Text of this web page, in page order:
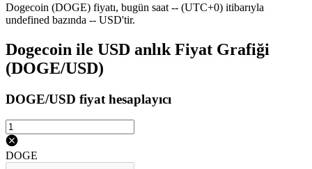
Dogecoin (DOGE) fiyatı, bugün saat -- (UTC+0) itibarıyla
undefined bazında -- USD'tir.
Dogecoin ile USD anlık Fiyat Grafiği
(DOGE/USD)
DOGE/USD fiyat hesaplayıcı
DOGE